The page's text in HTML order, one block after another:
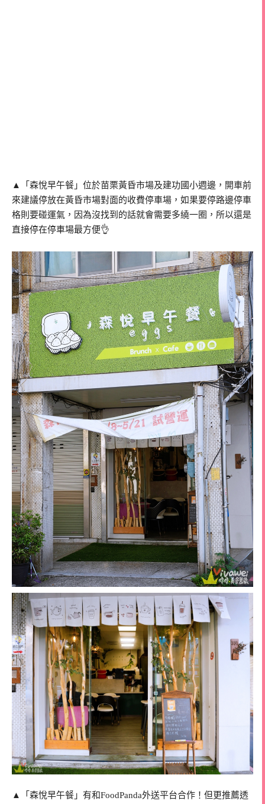
▲「森悅早午餐」位於苗栗黃昏市場及建功國小週邊，開車前
來建議停放在黃昏市場對面的收費停車場，如果要停路邊停車
格則要碰運氣，因為沒找到的話就會需要多繞一圈，所以還是
直接停在停車場最方便👌
▲「森悅早午餐」有和FoodPanda外送平台合作！但更推薦透